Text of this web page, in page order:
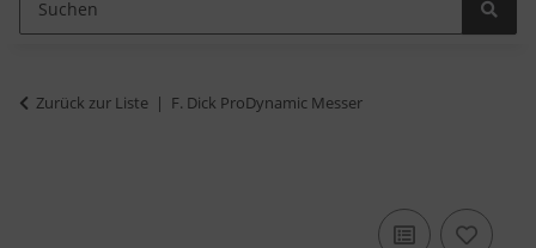
Zurück zur Liste F. Dick ProDynamic Messer